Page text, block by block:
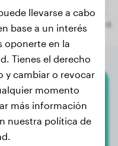
llevarse a cabo
base a un interés
oponerte en la
Tienes el derecho
y cambiar o revocar
momento
más información
nuestra política de